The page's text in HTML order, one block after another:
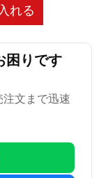
れる
困りです
文まで迅速